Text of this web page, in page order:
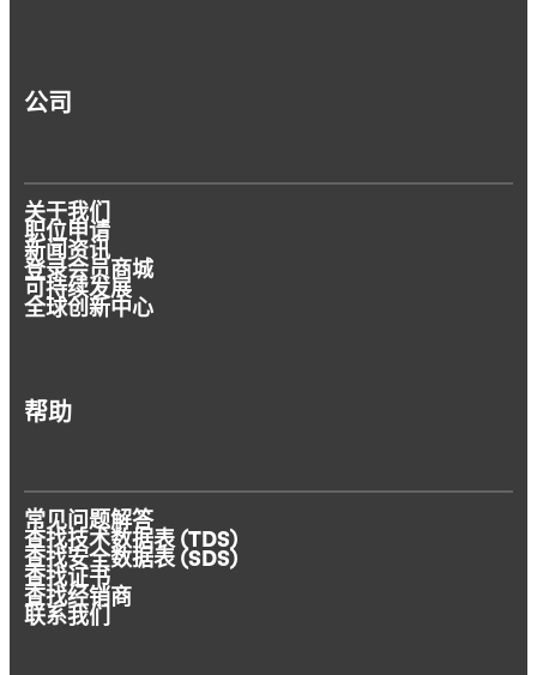
公司
关于我们
职位申请
新闻资讯
登录会员商城
可持续发展
全球创新中心
帮助
常见问题解答
查找技术数据表 (TDS)
查找安全数据表 (SDS)
查找证书
查找经销商
联系我们